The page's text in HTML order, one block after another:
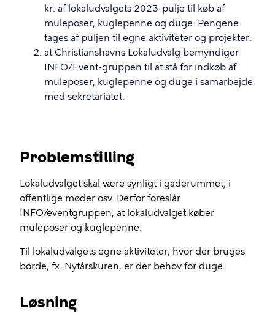
kr. af lokaludvalgets 2023-pulje til køb af
muleposer, kuglepenne og duge. Pengene
tages af puljen til egne aktiviteter og projekter.
at Christianshavns Lokaludvalg bemyndiger
INFO/Event-gruppen til at stå for indkøb af
muleposer, kuglepenne og duge i samarbejde
med sekretariatet.
Problemstilling
Lokaludvalget skal være synligt i gaderummet, i
offentlige møder osv. Derfor foreslår
INFO/eventgruppen, at lokaludvalget køber
muleposer og kuglepenne.
Til lokaludvalgets egne aktiviteter, hvor der bruges
borde, fx. Nytårskuren, er der behov for duge.
Løsning